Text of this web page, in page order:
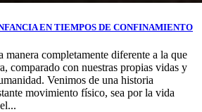
EN TIEMPOS DE CONFINAMIENTO
manera completamente diferente a la que
comparado con nuestras propias vidas y
Venimos de una historia
movimiento físico, sea por la vida